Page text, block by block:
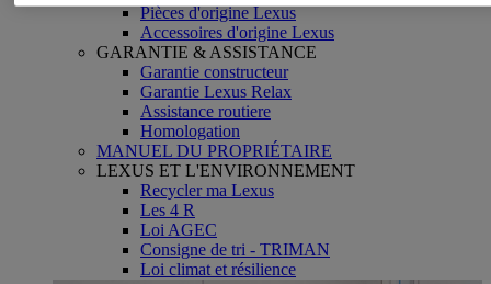
Pièces d'origine Lexus
Accessoires d'origine Lexus
GARANTIE & ASSISTANCE
Garantie constructeur
Garantie Lexus Relax
Assistance routiere
Homologation
MANUEL DU PROPRIÉTAIRE
LEXUS ET L'ENVIRONNEMENT
Recycler ma Lexus
Les 4 R
Loi AGEC
Consigne de tri - TRIMAN
Loi climat et résilience